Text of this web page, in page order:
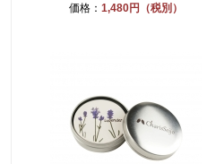
価格： 1,480円（税別）